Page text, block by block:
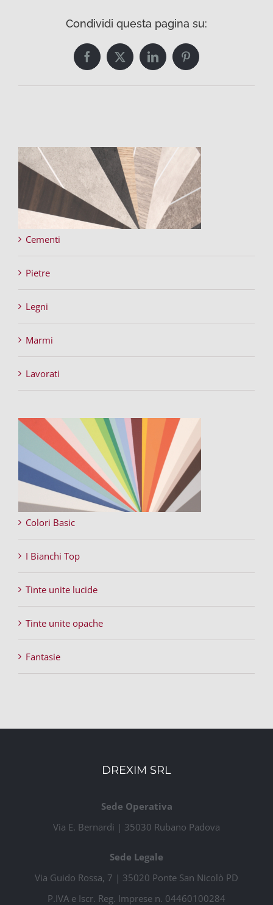
Condividi questa pagina su:
FacebookTwitterLinkedInPinterest
Cementi
Pietre
Legni
Marmi
Lavorati
Colori Basic
I Bianchi Top
Tinte unite lucide
Tinte unite opache
Fantasie
DREXIM SRL
Sede Operativa
Via E. Bernardi | 35030 Rubano Padova
Sede Legale
Via Guido Rossa, 7 | 35020 Ponte San Nicolò PD
P.IVA e Iscr. Reg. Imprese n. 04460100284